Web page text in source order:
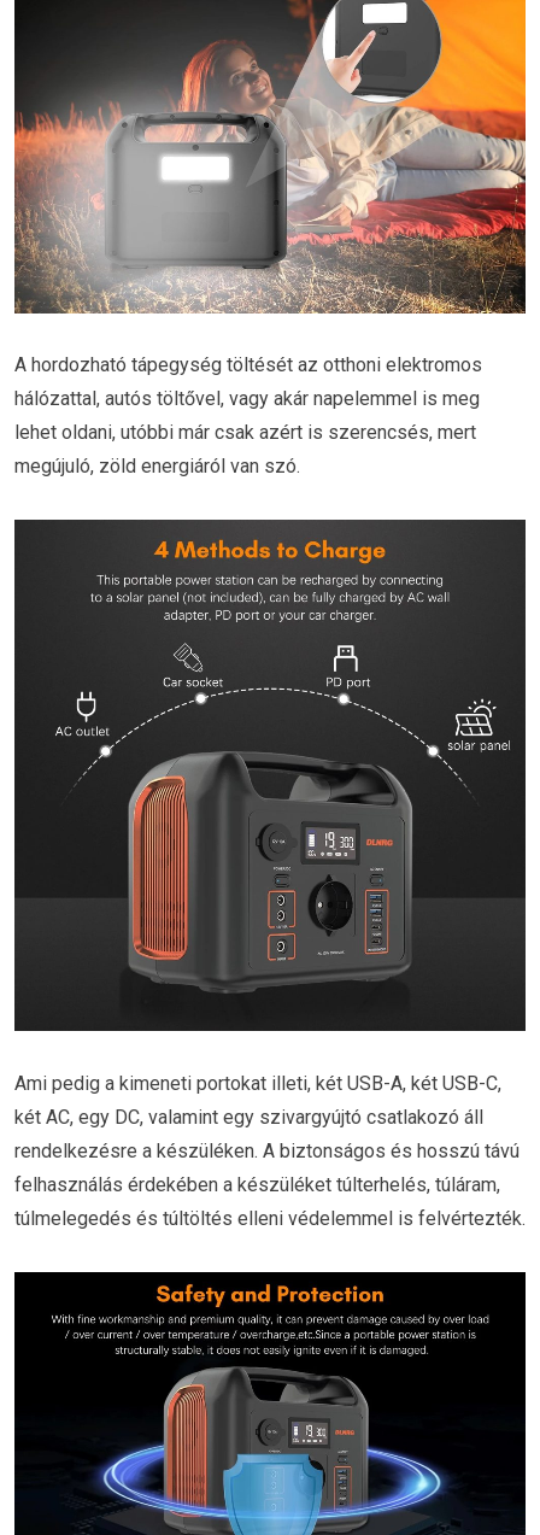
A hordozható tápegység töltését az otthoni elektromos
hálózattal, autós töltővel, vagy akár napelemmel is meg
lehet oldani, utóbbi már csak azért is szerencsés, mert
megújuló, zöld energiáról van szó.
Ami pedig a kimeneti portokat illeti, két USB-A, két USB-C,
két AC, egy DC, valamint egy szivargyújtó csatlakozó áll
rendelkezésre a készüléken. A biztonságos és hosszú távú
felhasználás érdekében a készüléket túlterhelés, túláram,
túlmelegedés és túltöltés elleni védelemmel is felvértezték.